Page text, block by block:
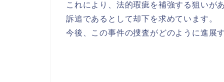
これにより、法的瑕疵を補強する狙いが
訴追であるとして却下を求めています。
今後、この事件の捜査がどのように進展